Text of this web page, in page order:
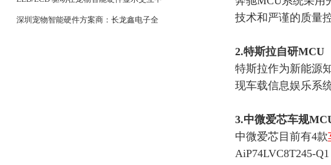
的应用
深圳宠物智能硬件方案商：长龙鑫电子全
技术和严谨的质量
2.特斯拉自研MCU
特斯拉作为新能源
现车载信息娱乐系
3.中微爱芯车规
中微爱芯目前有4款
AiP74LVC8T245-